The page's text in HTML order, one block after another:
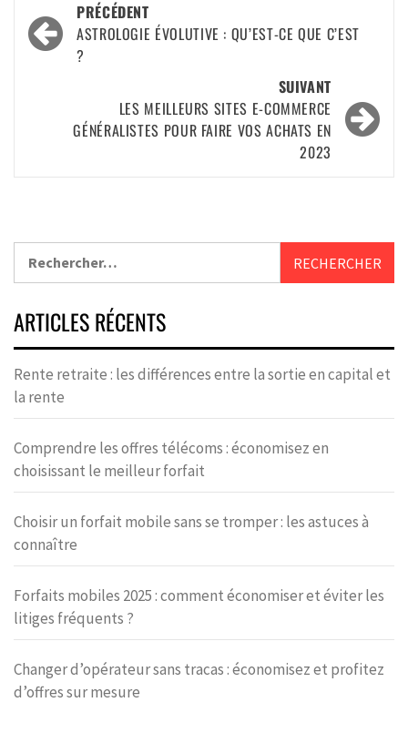
PRÉCÉDENT
ASTROLOGIE ÉVOLUTIVE : QU’EST-CE QUE C’EST
?
SUIVANT
LES MEILLEURS SITES E-COMMERCE
GÉNÉRALISTES POUR FAIRE VOS ACHATS EN
2023
ARTICLES RÉCENTS
Rente retraite : les différences entre la sortie en capital et
la rente
Comprendre les offres télécoms : économisez en
choisissant le meilleur forfait
Choisir un forfait mobile sans se tromper : les astuces à
connaître
Forfaits mobiles 2025 : comment économiser et éviter les
litiges fréquents ?
Changer d’opérateur sans tracas : économisez et profitez
d’offres sur mesure